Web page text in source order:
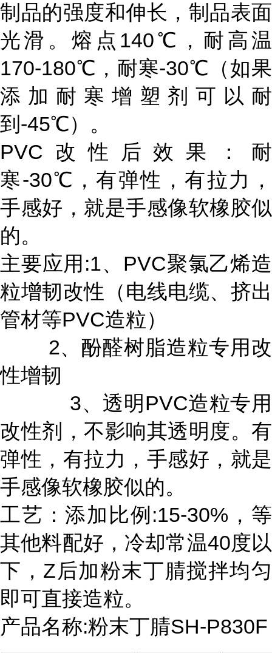
制品的强度和伸长，制品表面
光滑。熔点140℃，耐高温
170-180℃，耐寒-30℃（如果
添加耐寒增塑剂可以耐
到-45℃）。
PVC改性后效果：耐
寒-30℃，有弹性，有拉力，
手感好，就是手感像软橡胶似
的。
主要应用:1、PVC聚氯乙烯造
粒增韧改性（电线电缆、挤出
管材等PVC造粒）
2、酚醛树脂造粒专用改
性增韧
3、透明PVC造粒专用
改性剂，不影响其透明度。有
弹性，有拉力，手感好，就是
手感像软橡胶似的。
工艺：添加比例:15-30%，等
其他料配好，冷却常温40度以
下，Z后加粉末丁腈搅拌均匀
即可直接造粒。
产品名称:粉末丁腈SH-P830F